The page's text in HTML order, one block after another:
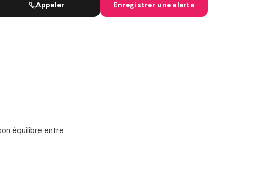
Appeler Enregistrer une alerte
équilibre entre